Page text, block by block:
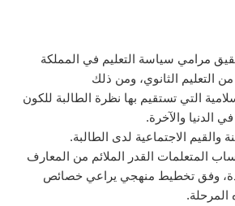
مرامي سياسة التعليم في المملكة
من التعليم الثانوي، ومن ذلك
التي تستقيم بها نظرة الطالبة للكون
الدنيا والآخرة.
والقيم الاجتماعية لدى الطالبة.
المتعلمات القدر الملائم من المعارف
وفق تخطيط منهجي يراعي خصائص
المرحلة.